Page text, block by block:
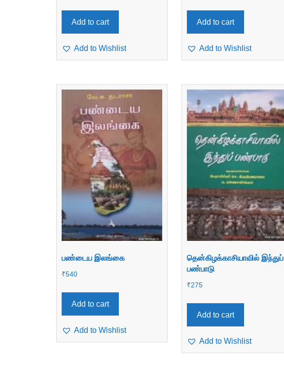
Add to cart
Add to Wishlist
Add to cart
Add to Wishlist
பண்டைய இலங்கை
₹540
Add to cart
Add to Wishlist
தென்கிழக்காசியாவில் இந்துப்
பண்பாடு
₹275
Add to cart
Add to Wishlist